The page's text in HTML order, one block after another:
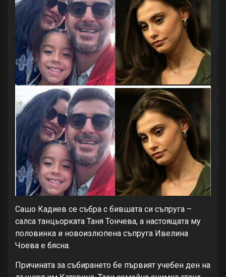
Сашо Кадиев се събра с бившата си съпруга –
салса танцьорката Таня Тончева, а настоящата му
половинка и новоизлюпена съпруга Ивелина
Чоева е бясна.
Причината за събирането бе първият учебен ден на